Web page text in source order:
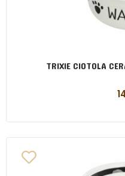
TRIXIE CIOTOLA